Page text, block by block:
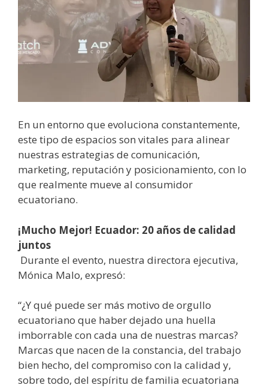
En un entorno que evoluciona constantemente,
este tipo de espacios son vitales para alinear
nuestras estrategias de comunicación,
marketing, reputación y posicionamiento, con lo
que realmente mueve al consumidor
ecuatoriano.
¡Mucho Mejor! Ecuador: 20 años de calidad
juntos
Durante el evento, nuestra directora ejecutiva,
Mónica Malo, expresó:
“¿Y qué puede ser más motivo de orgullo
ecuatoriano que haber dejado una huella
imborrable con cada una de nuestras marcas?
Marcas que nacen de la constancia, del trabajo
bien hecho, del compromiso con la calidad y,
sobre todo, del espíritu de familia ecuatoriana